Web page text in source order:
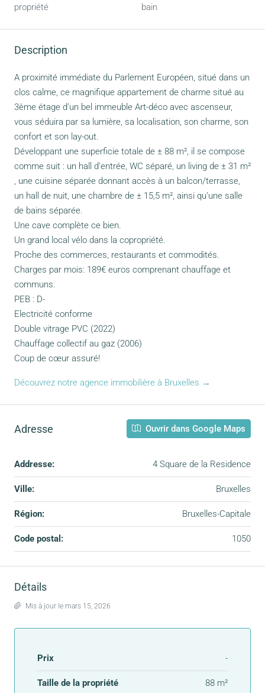
propriété
bain
Description
A proximité immédiate du Parlement Européen, situé dans un
clos calme, ce magnifique appartement de charme situé au
3ème étage d’un bel immeuble Art-déco avec ascenseur,
vous séduira par sa lumière, sa localisation, son charme, son
confort et son lay-out.
Développant une superficie totale de ± 88 m², il se compose
comme suit : un hall d’entrée, WC séparé, un living de ± 31 m²
, une cuisine séparée donnant accès à un balcon/terrasse,
un hall de nuit, une chambre de ± 15,5 m², ainsi qu’une salle
de bains séparée.
Une cave complète ce bien.
Un grand local vélo dans la copropriété.
Proche des commerces, restaurants et commodités.
Charges par mois: 189€ euros comprenant chauffage et
communs.
PEB : D-
Electricité conforme
Double vitrage PVC (2022)
Chauffage collectif au gaz (2006)
Coup de cœur assuré!
Découvrez notre agence immobilière à Bruxelles →
Adresse Ouvrir dans Google Maps
Addresse: 4 Square de la Residence
Ville: Bruxelles
Région: Bruxelles-Capitale
Code postal: 1050
Détails
Mis à jour le mars 15, 2026
Prix -
Taille de la propriété 88 m²